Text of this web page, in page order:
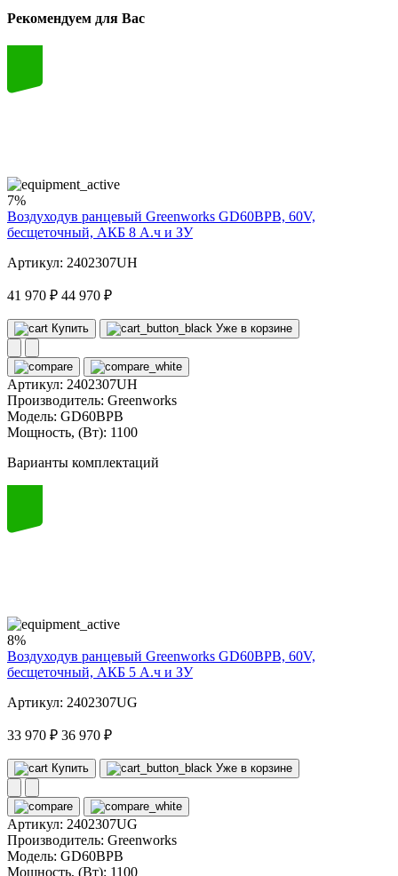
Рекомендуем для Вас
7%
Воздуходув ранцевый Greenworks GD60BPB, 60V,
бесщеточный, АКБ 8 А.ч и ЗУ
Артикул: 2402307UH
41 970 ₽ 44 970 ₽
Купить Уже в корзине
Артикул: 2402307UH
Производитель: Greenworks
Модель: GD60BPB
Мощность, (Вт): 1100
Варианты комплектаций
8%
Воздуходув ранцевый Greenworks GD60BPB, 60V,
бесщеточный, АКБ 5 А.ч и ЗУ
Артикул: 2402307UG
33 970 ₽ 36 970 ₽
Купить Уже в корзине
Артикул: 2402307UG
Производитель: Greenworks
Модель: GD60BPB
Мощность, (Вт): 1100